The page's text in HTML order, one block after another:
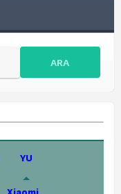
ARA
YU